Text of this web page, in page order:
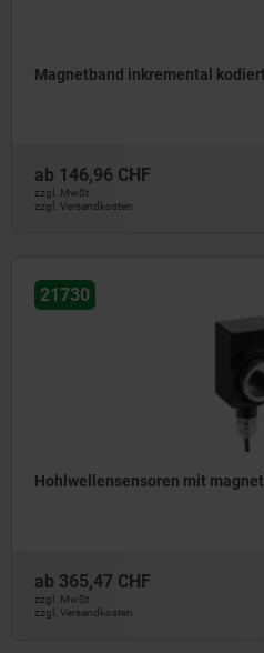
Magnetband inkremental
ab 146,96 CHF
zzgl. MwSt.
zzgl. Versandkosten
21730
Hohlwellensensoren mit
ab 365,47 CHF
zzgl. MwSt.
zzgl. Versandkosten